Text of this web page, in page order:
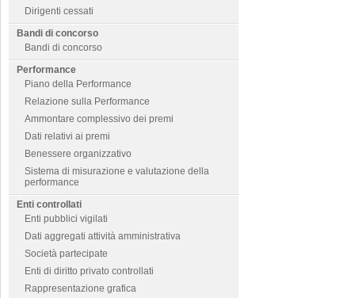
Dirigenti cessati
Bandi di concorso
Bandi di concorso
Performance
Piano della Performance
Relazione sulla Performance
Ammontare complessivo dei premi
Dati relativi ai premi
Benessere organizzativo
Sistema di misurazione e valutazione della
performance
Enti controllati
Enti pubblici vigilati
Dati aggregati attività amministrativa
Società partecipate
Enti di diritto privato controllati
Rappresentazione grafica